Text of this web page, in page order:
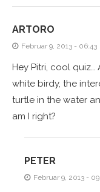
ARTORO
Februar 9, 2013 - 06:43
Hey Pitri, cool
white birdy, the
turtle in the water
am I right?
PETER
Februar 9, 2013 -